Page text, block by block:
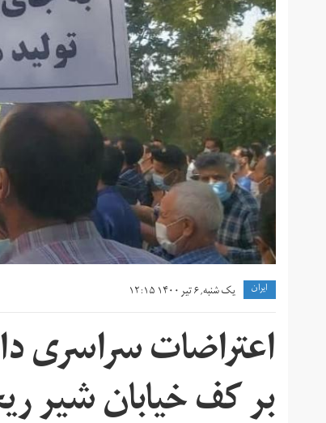
ايران یک شنبه, ۶ تیر ۱۴۰۰ ۱۲:۱۵
اعتراضات سراسری
بر کف خیابان شیر